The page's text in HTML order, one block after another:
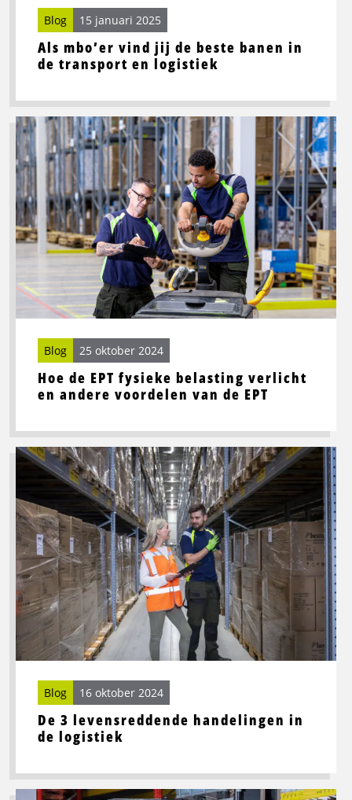
Als mbo’er vind jij de beste banen in
de transport en logistiek
Blog 15 januari 2025
transport
logistiek
Hoe de EPT fysieke belasting verlicht
en andere voordelen van de EPT
Blog 25 oktober 2024
Lees
meer
over
Hoe
de
EPT
fysieke
belasting
en
andere
De 3 levensreddende handelingen in
de logistiek
Blog 16 oktober 2024
Lees
meer
De
3
levensreddende
handelingen
in
de
logistiek